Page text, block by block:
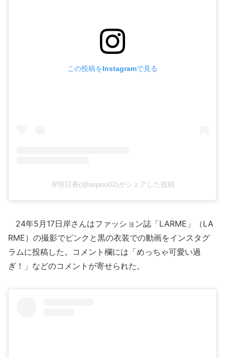
この投稿をInstagramで見る
岸明日香(@aspoo02)がシェアした投稿
24年5月17日岸さんはファッション誌「LARME」（LA
RME）の撮影でピンクと黒の衣装での動画をインスタグ
ラムに投稿した。コメント欄には「めっちゃ可愛い過
ぎ！」などのコメントが寄せられた。